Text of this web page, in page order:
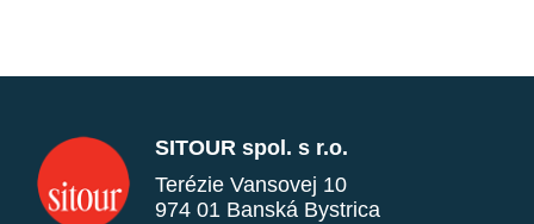
SITOUR spol. s r.o.
Terézie Vansovej 10
974 01 Banská Bystrica